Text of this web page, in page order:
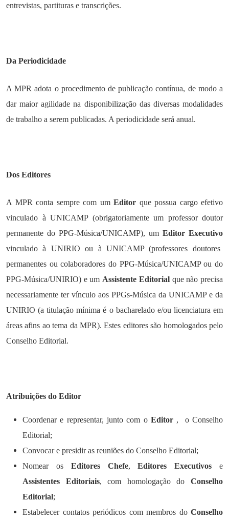
entrevistas, partituras e transcrições.
Da Periodicidade
A MPR adota o procedimento de publicação contínua, de modo a
dar maior agilidade na disponibilização das diversas modalidades
de trabalho a serem publicadas. A periodicidade será anual.
Dos Editores
A MPR conta sempre com um Editor que possua cargo efetivo
vinculado à UNICAMP (obrigatoriamente um professor doutor
permanente do PPG-Música/UNICAMP), um Editor Executivo
vinculado à UNIRIO ou à UNICAMP (professores doutores
permanentes ou colaboradores do PPG-Música/UNICAMP ou do
PPG-Música/UNIRIO) e um Assistente Editorialque não precisa
necessariamente ter vínculo aos PPGs-Música da UNICAMP e da
UNIRIO (a titulação mínima é o bacharelado e/ou licenciatura em
áreas afins ao tema da MPR). Estes editores são homologados pelo
Conselho Editorial.
Atribuições do Editor
Coordenar e representar, junto com o Editor , o Conselho
Editorial;
Convocar e presidir as reuniões do Conselho Editorial;
Nomear os Editores Chefe,Editores Executivos e
Assistentes Editoriais, com homologação doConselho
Editorial;
Estabelecer contatos periódicos com membros do Conselho